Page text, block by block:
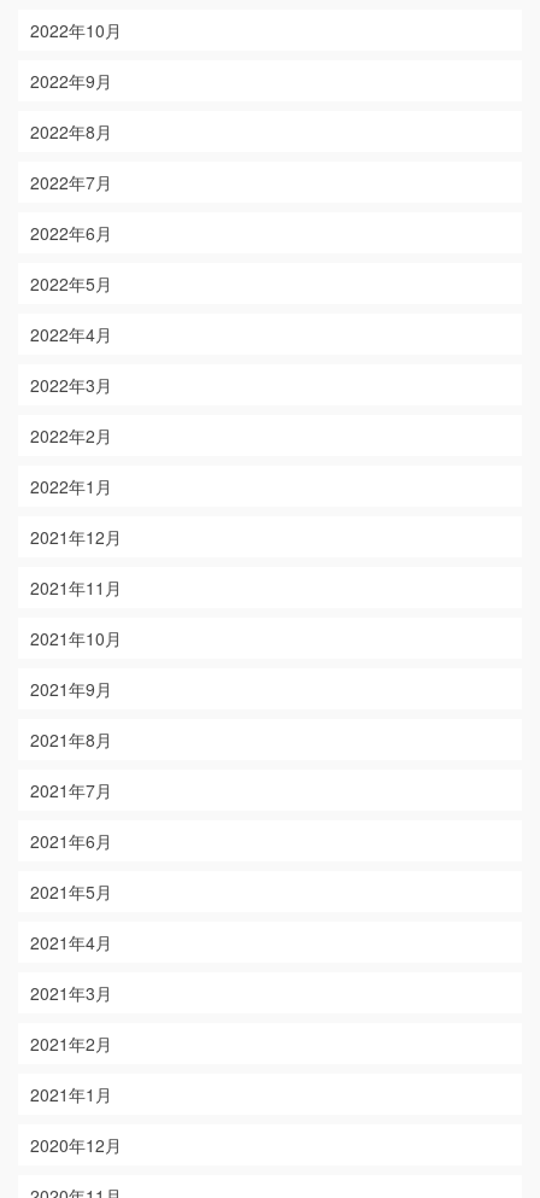
2022年10月
2022年9月
2022年8月
2022年7月
2022年6月
2022年5月
2022年4月
2022年3月
2022年2月
2022年1月
2021年12月
2021年11月
2021年10月
2021年9月
2021年8月
2021年7月
2021年6月
2021年5月
2021年4月
2021年3月
2021年2月
2021年1月
2020年12月